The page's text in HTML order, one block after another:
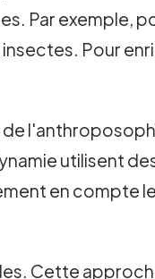
Par exemple,
Pour
utilisent
en compte
Cette